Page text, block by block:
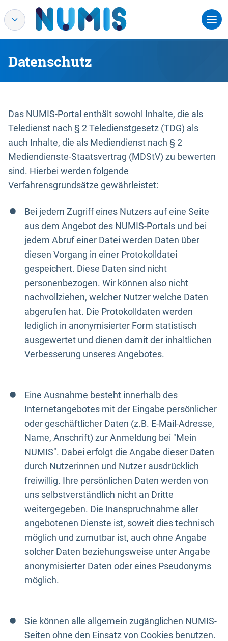
Datenschutz
Das NUMIS-Portal enthält sowohl Inhalte, die als
Teledienst nach § 2 Teledienstgesetz (TDG) als
auch Inhalte, die als Mediendienst nach § 2
Mediendienste-Staatsvertrag (MDStV) zu bewerten
sind. Hierbei werden folgende
Verfahrensgrundsätze gewährleistet:
Bei jedem Zugriff eines Nutzers auf eine Seite
aus dem Angebot des NUMIS-Portals und bei
jedem Abruf einer Datei werden Daten über
diesen Vorgang in einer Protokolldatei
gespeichert. Diese Daten sind nicht
personenbezogen. Wir können also nicht
nachvollziehen, welcher Nutzer welche Daten
abgerufen hat. Die Protokolldaten werden
lediglich in anonymisierter Form statistisch
ausgewertet und dienen damit der inhaltlichen
Verbesserung unseres Angebotes.
Eine Ausnahme besteht innerhalb des
Internetangebotes mit der Eingabe persönlicher
oder geschäftlicher Daten (z.B. E-Mail-Adresse,
Name, Anschrift) zur Anmeldung bei "Mein
NUMIS". Dabei erfolgt die Angabe dieser Daten
durch Nutzerinnen und Nutzer ausdrücklich
freiwillig. Ihre persönlichen Daten werden von
uns selbstverständlich nicht an Dritte
weitergegeben. Die Inanspruchnahme aller
angebotenen Dienste ist, soweit dies technisch
möglich und zumutbar ist, auch ohne Angabe
solcher Daten beziehungsweise unter Angabe
anonymisierter Daten oder eines Pseudonyms
möglich.
Sie können alle allgemein zugänglichen NUMIS-
Seiten ohne den Einsatz von Cookies benutzen.